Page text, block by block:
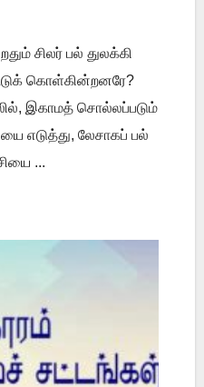
சிலர் பல் துலக்கி
கொள்கின்றனரே?
இகாமத் சொல்லப்படும்
எடுத்து, லேசாகப் பல்
...